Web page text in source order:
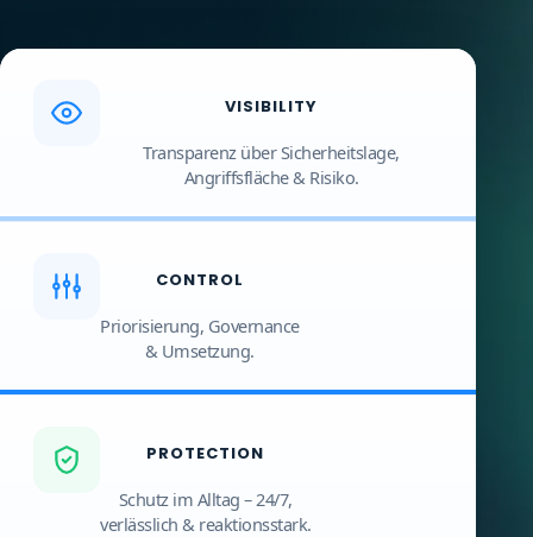
VISIBILITY
Transparenz über Sicherheitslage,
Angriffsfläche & Risiko.
CONTROL
Priorisierung, Governance
& Umsetzung.
PROTECTION
Schutz im Alltag – 24/7,
verlässlich & reaktionsstark.